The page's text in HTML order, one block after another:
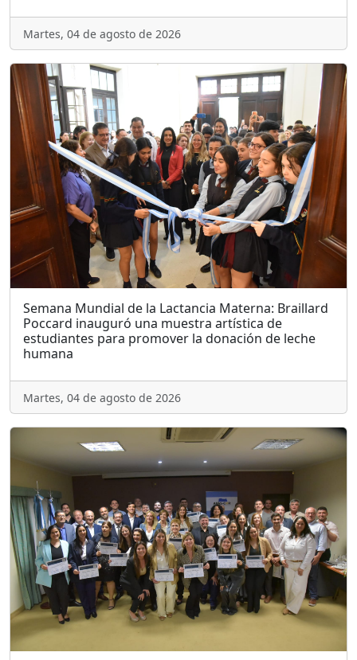
Martes, 04 de agosto de 2026
Semana Mundial de la Lactancia Materna: Braillard
Poccard inauguró una muestra artística de
estudiantes para promover la donación de leche
humana
Martes, 04 de agosto de 2026